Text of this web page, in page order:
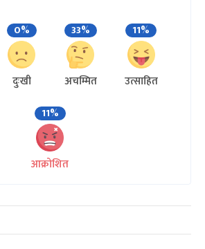
0%
दुःखी
33%
अचम्मित
11%
उत्साहित
11%
आक्रोशित